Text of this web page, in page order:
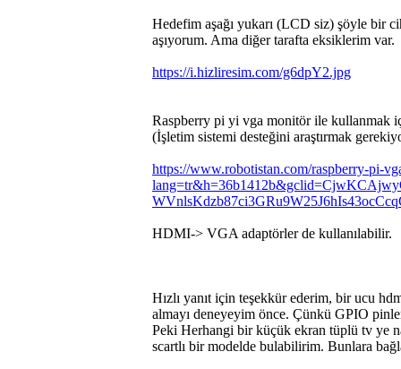
Hedefim aşağı yukarı (LCD siz) şöyle bir
aşıyorum. Ama diğer tarafta eksiklerim var.
https://i.hizliresim.com/g6dpY2.jpg
Raspberry pi yi vga monitör ile kullanmak
(İşletim sistemi desteğini araştırmak
https://www.robotistan.com/raspberry-pi-
HDMI-> VGA adaptörler de kullanılabilir.
Hızlı yanıt için teşekkür ederim, bir ucu
almayı deneyeyim önce. Çünkü GPIO
Peki Herhangi bir küçük ekran tüplü tv ye
scartlı bir modelde bulabilirim. Bunlara